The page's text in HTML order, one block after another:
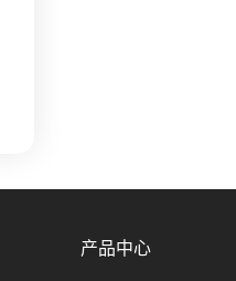
产品中心